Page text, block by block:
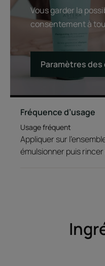
Vous garder la
consentement à
Paramètres des
Fréquence d’usage
Usage fréquent
Appliquer sur
émulsionner puis